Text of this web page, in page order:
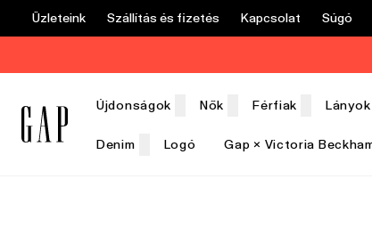
Üzleteink Szállítás és fizetés Kapcsolat Súgó
Újdonságok Nők Férfiak Lányok
Denim Logó Gap × Victoria